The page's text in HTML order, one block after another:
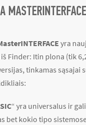
MASTERINTERFACE
yra
Finder: Itin plona (tik
tinkamas sąsajai
“ yra universalus ir
bet kokio tipo